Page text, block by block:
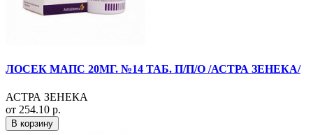
ЛОСЕК МАПС 20МГ. №14 ТАБ. П/П/О /АСТРА ЗЕНЕКА/
АСТРА ЗЕНЕКА
от 254.10 р.
В корзину